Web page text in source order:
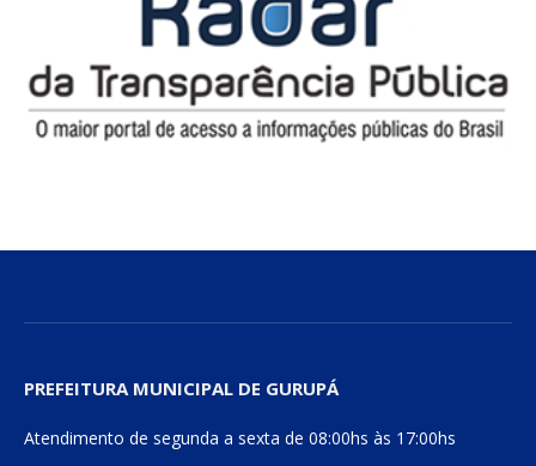
PREFEITURA MUNICIPAL DE GURUPÁ
Atendimento de segunda a sexta de 08:00hs às 17:00hs